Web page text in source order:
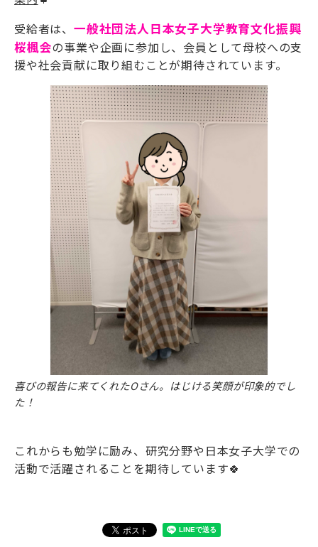
受給者は、 一般社団法人日本女子大学教育文化振興
桜楓会の事業や企画に参加し、会員として母校への支
援や社会貢献に取り組むことが期待されています。
喜びの報告に来てくれたOさん。はじける笑顔が印象的でし
た！
これからも勉学に励み、研究分野や日本女子大学での
活動で活躍されることを期待しています🍀